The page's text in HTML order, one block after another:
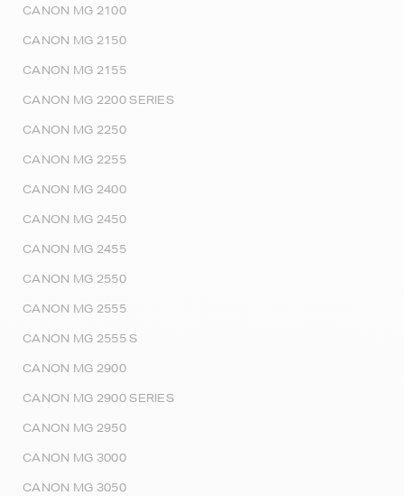
CANON MG 2100
CANON MG 2150
CANON MG 2155
CANON MG 2200 SERIES
CANON MG 2250
CANON MG 2255
CANON MG 2400
CANON MG 2450
CANON MG 2455
CANON MG 2550
CANON MG 2555
CANON MG 2555 S
CANON MG 2900
CANON MG 2900 SERIES
CANON MG 2950
CANON MG 3000
CANON MG 3050